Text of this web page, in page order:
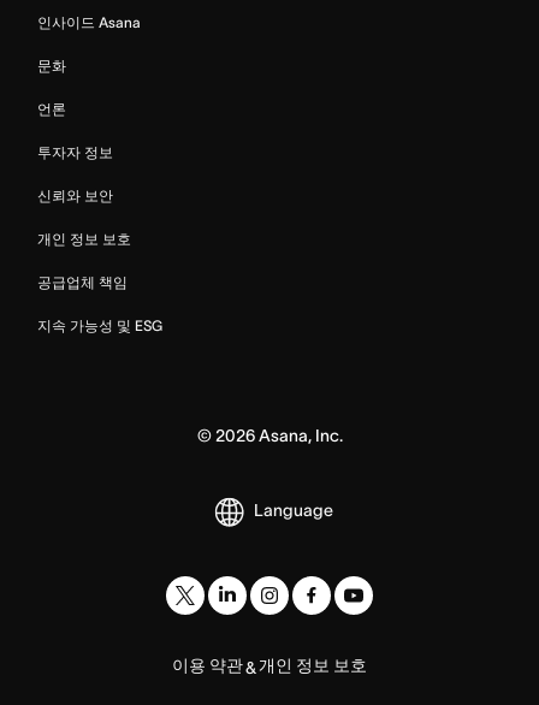
인사이드 Asana
문화
언론
투자자 정보
신뢰와 보안
개인 정보 보호
공급업체 책임
지속 가능성 및 ESG
© 2026Asana, Inc.
Language
이용 약관& 개인 정보 보호